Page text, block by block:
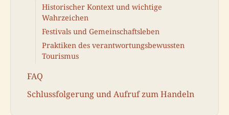
Historischer Kontext und wichtige
Wahrzeichen
Festivals und Gemeinschaftsleben
Praktiken des verantwortungsbewussten
Tourismus
FAQ
Schlussfolgerung und Aufruf zum Handeln